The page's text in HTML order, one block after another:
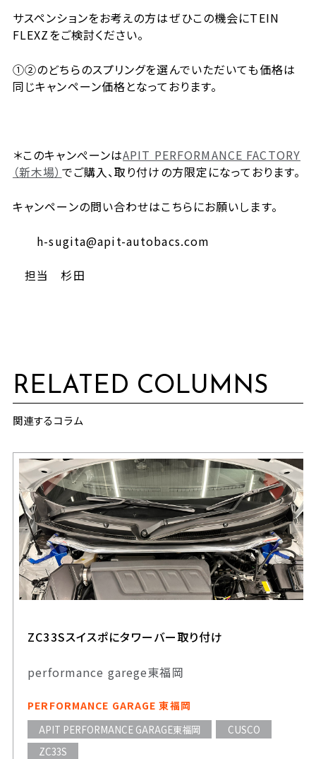
サスペンションをお考えの方はぜひこの機会にTEIN
FLEXZをご検討ください。
①②のどちらのスプリングを選んでいただいても価格は
同じキャンペーン価格となっております。
＊このキャンぺーンはAPIT PERFORMANCE FACTORY
（新木場） でご購入、取り付けの方限定になっております。
キャンペーンの問い合わせはこちらにお願いします。
h-sugita@apit-autobacs.com
担当 杉田
RELATED COLUMNS
関連するコラム
ZC33Sスイスポにタワーバー取り付け
performance garege東福岡
PERFORMANCE GARAGE 東福岡
APIT PERFORMANCE GARAGE東福岡
CUSCO
ZC33S